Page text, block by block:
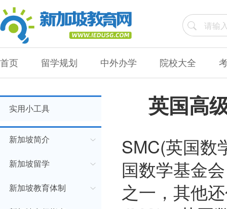
首页 留学规划 中外办学 院校大全
实用小工具
新加坡简介
新加坡留学
新加坡教育体制
英国高
SMC(英国数
国数学基金
之一，其他